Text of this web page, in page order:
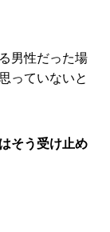
男性だった場
っていないと
そう受け止め